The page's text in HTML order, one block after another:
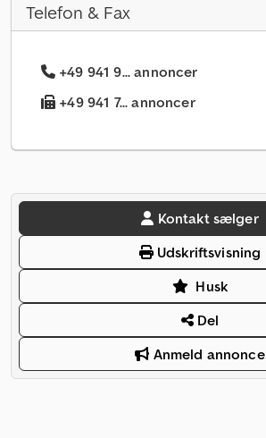
Telefon & Fax
+49 941 9... annoncer
+49 941 7... annoncer
Kontakt sælger
Udskriftsvisning
Husk
Del
Anmeld annonce